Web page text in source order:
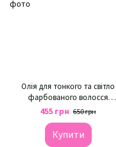
Олія для тонкого та світло
фарбованого волосся
Moroccanoil Treatment For Fine
And Light-Colored Hair
455 грн 650 грн
Купити